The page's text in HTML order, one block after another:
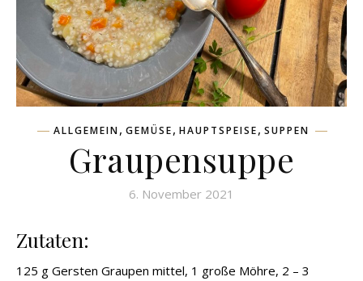
ALLGEMEIN, GEMÜSE, HAUPTSPEISE, SUPPEN
Graupensuppe
6. November 2021
Zutaten:
125 g Gersten Graupen mittel, 1 große Möhre, 2 – 3